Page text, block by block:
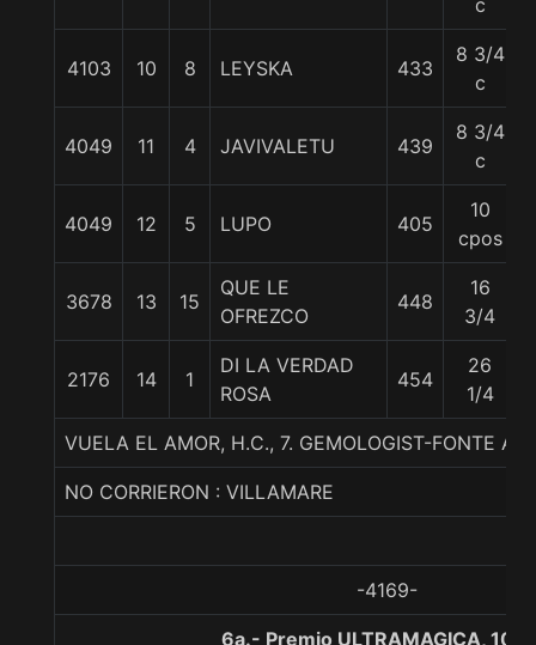
c
4103 10 8 LEYSKA 433
8 3/4
c
4049 11 4 JAVIVALETU 439
8 3/4
c
4049 12 5 LUPO 405
10
cpos
3678 13 15
QUE LE
OFREZCO
448
16
3/4
2176 14 1
DI LA VERDAD
ROSA
454
26
1/4
VUELA EL AMOR, H.C., 7. GEMOLOGIST-FONTE
NO CORRIERON : VILLAMARE
-4169-
6a.- Premio ULTRAMAGICA,